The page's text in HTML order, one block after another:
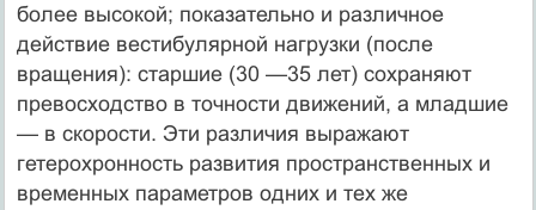
более высокой; показательно и различное
действие вестибулярной нагрузки (после
вращения): старшие (30 —35 лет) сохраняют
превосходство в точности движений, а младшие
— в скорости. Эти различия выражают
гетерохронность развития пространственных и
временных параметров одних и тех же